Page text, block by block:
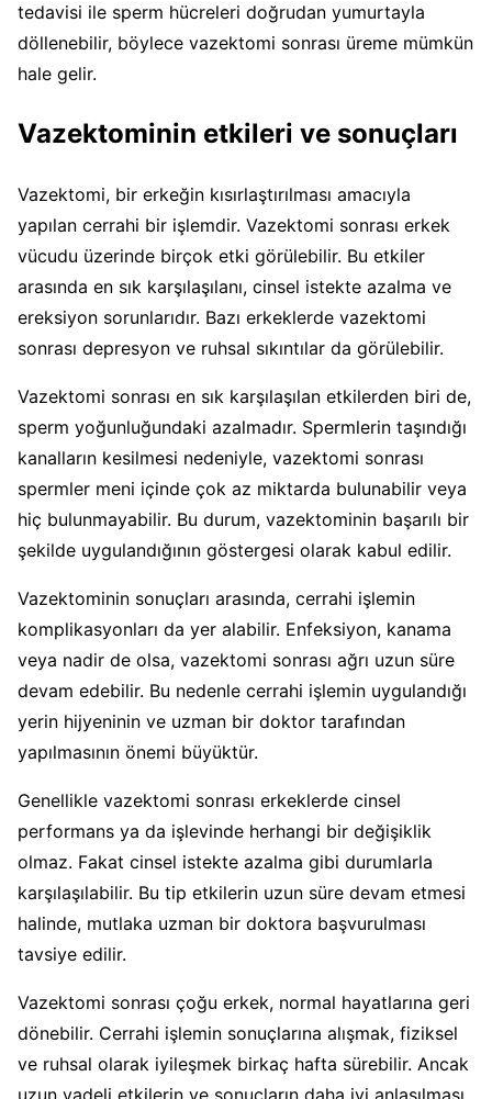
tedavisi ile sperm hücreleri doğrudan yumurtayla
döllenebilir, böylece vazektomi sonrası üreme mümkün
hale gelir.
Vazektominin etkileri ve sonuçları
Vazektomi, bir erkeğin kısırlaştırılması amacıyla
yapılan cerrahi bir işlemdir. Vazektomi sonrası erkek
vücudu üzerinde birçok etki görülebilir. Bu etkiler
arasında en sık karşılaşılanı, cinsel istekte azalma ve
ereksiyon sorunlarıdır. Bazı erkeklerde vazektomi
sonrası depresyon ve ruhsal sıkıntılar da görülebilir.
Vazektomi sonrası en sık karşılaşılan etkilerden biri de,
sperm yoğunluğundaki azalmadır. Spermlerin taşındığı
kanalların kesilmesi nedeniyle, vazektomi sonrası
spermler meni içinde çok az miktarda bulunabilir veya
hiç bulunmayabilir. Bu durum, vazektominin başarılı bir
şekilde uygulandığının göstergesi olarak kabul edilir.
Vazektominin sonuçları arasında, cerrahi işlemin
komplikasyonları da yer alabilir. Enfeksiyon, kanama
veya nadir de olsa, vazektomi sonrası ağrı uzun süre
devam edebilir. Bu nedenle cerrahi işlemin uygulandığı
yerin hijyeninin ve uzman bir doktor tarafından
yapılmasının önemi büyüktür.
Genellikle vazektomi sonrası erkeklerde cinsel
performans ya da işlevinde herhangi bir değişiklik
olmaz. Fakat cinsel istekte azalma gibi durumlarla
karşılaşılabilir. Bu tip etkilerin uzun süre devam etmesi
halinde, mutlaka uzman bir doktora başvurulması
tavsiye edilir.
Vazektomi sonrası çoğu erkek, normal hayatlarına geri
dönebilir. Cerrahi işlemin sonuçlarına alışmak, fiziksel
ve ruhsal olarak iyileşmek birkaç hafta sürebilir. Ancak